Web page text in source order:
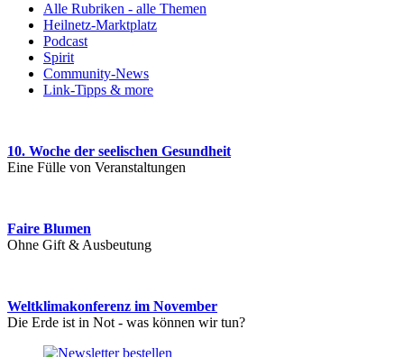
Alle Rubriken - alle Themen
Heilnetz-Marktplatz
Podcast
Spirit
Community-News
Link-Tipps & more
10. Woche der seelischen Gesundheit
Eine Fülle von Veranstaltungen
Faire Blumen
Ohne Gift & Ausbeutung
Weltklimakonferenz im November
Die Erde ist in Not - was können wir tun?